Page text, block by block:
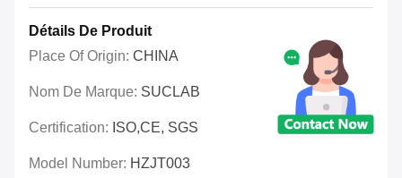
Détails De Produit
Place Of Origin: CHINA
Nom De Marque: SUCLAB
Certification: ISO,CE, SGS
Model Number: HZJT003